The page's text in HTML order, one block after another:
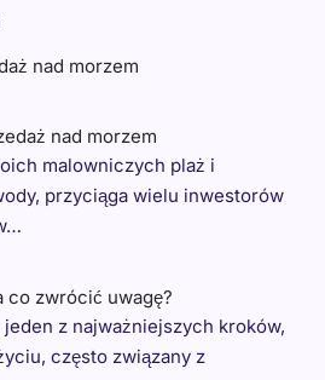
nad morzem
nad morzem
malowniczych plaż i
przyciąga wielu inwestorów
co zwrócić uwagę?
z najważniejszych kroków,
często związany z